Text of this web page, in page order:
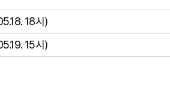
18시)
15시)